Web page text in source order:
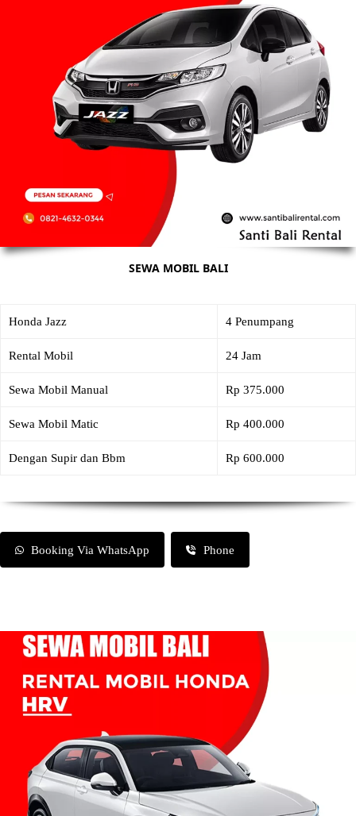
SEWA MOBIL BALI
Honda Jazz 4 Penumpang
Rental Mobil 24 Jam
Sewa Mobil Manual Rp 375.000
Sewa Mobil Matic Rp 400.000
Dengan Supir dan Bbm Rp 600.000
Booking Via WhatsApp Phone